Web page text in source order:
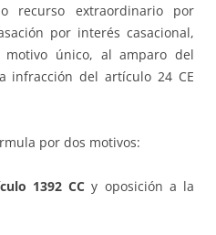
recurso extraordinario por
por interés casacional,
único, al amparo del
infracción del artículo 24 CE
por dos motivos:
1392 CC y oposición a la